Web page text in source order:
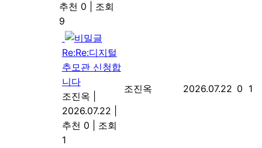
추천 0
조회
9
Re:Re:디지털
추모관 신청합
니다
조진옥
2026.07.22
추천 0
조회
1
조진옥 2026.07.22 0 1